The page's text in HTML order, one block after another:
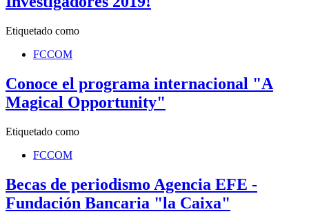
Etiquetado como
FCCOM
Conoce el programa internacional "A
Magical Opportunity"
Etiquetado como
FCCOM
Becas de periodismo Agencia EFE -
Fundación Bancaria "la Caixa"